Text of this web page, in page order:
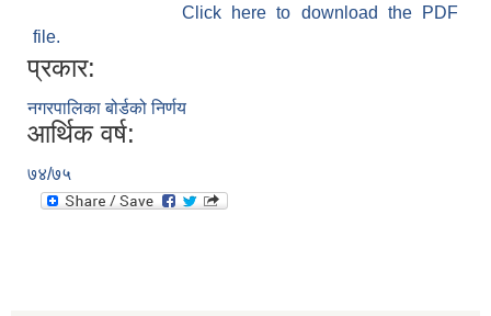
Click here to download the PDF
file.
प्रकार:
नगरपालिका बोर्डको निर्णय
आर्थिक वर्ष:
७४/७५